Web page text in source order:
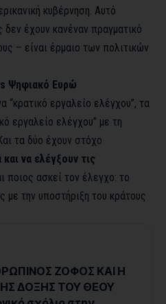
κυβέρνηση. Αυτό
δεν έχουν κανέναν πραγματικό
– είναι έρμαιο των πολιτικών
Ψηφιακό Ευρώ
“κρατικό εργαλείο ελέγχου”, τα
εργαλείο ελέγχου” με τη
τα δύο έχουν στόχο
να ελέγξουν τις
ποιος ασκεί τον έλεγχο: το
με την υποστήριξη του κράτους
ΖΟΦΟΣ ΚΑΙ Η
ΔΟΞΗΣ ΤΟΥ ΘΕΟΥ